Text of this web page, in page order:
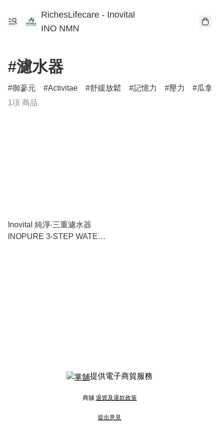
RichesLifecare - Inovital
INO NMN
#濾水器
御蔘元 Activitae 舒緩放鬆 記憶力 壓力
瓜拿
1項 商品
Inovital 純淨‧三重濾水器
INOPURE 3-STEP WATER
提供電子商貿服務
商舖 退貨及退款政策
提出意見